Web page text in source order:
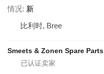
情况 新
比利时, Bree
Smeets & Zonen Spare Parts